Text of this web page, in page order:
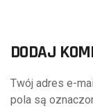
DODAJ
Twój adres e-
pola są